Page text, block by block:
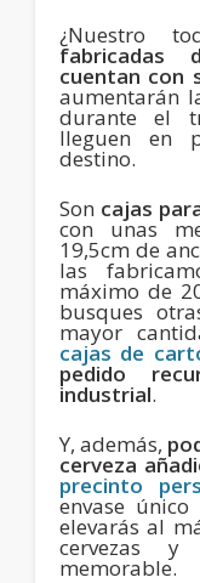
¿Nuestro
fabricadas
cuentan con
aumentarán
durante el
lleguen en
destino.
Son cajas
con unas
19,5cm de
las
máximo de
busques
mayor
cajas de
pedido
industrial.
Y, además,
cerveza
precinto
envase
elevarás al
cervezas y
memorable.